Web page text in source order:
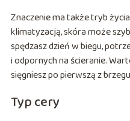
Znaczenie ma także tryb
klimatyzacją, skóra może
spędzasz dzień w biegu,
i odpornych na ścieranie.
sięgniesz po pierwszą z
Typ cery